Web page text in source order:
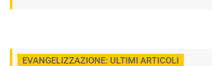
EVANGELIZZAZIONE: ULTIMI ARTICOLI